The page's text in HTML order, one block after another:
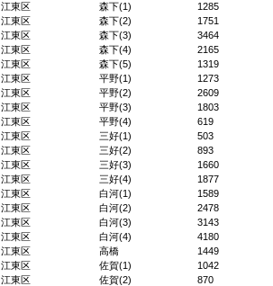
江東区
森下(1) 1285
江東区
森下(2) 1751
江東区
森下(3) 3464
江東区
森下(4) 2165
江東区
森下(5) 1319
江東区
平野(1) 1273
江東区
平野(2) 2609
江東区
平野(3) 1803
江東区
平野(4) 619
江東区
三好(1) 503
江東区
三好(2) 893
江東区
三好(3) 1660
江東区
三好(4) 1877
江東区
白河(1) 1589
江東区
白河(2) 2478
江東区
白河(3) 3143
江東区
白河(4) 4180
江東区
高橋 1449
江東区
佐賀(1) 1042
江東区
佐賀(2) 870